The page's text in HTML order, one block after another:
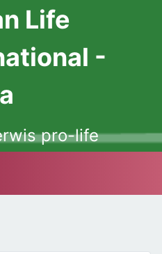
Life
-
pro-life